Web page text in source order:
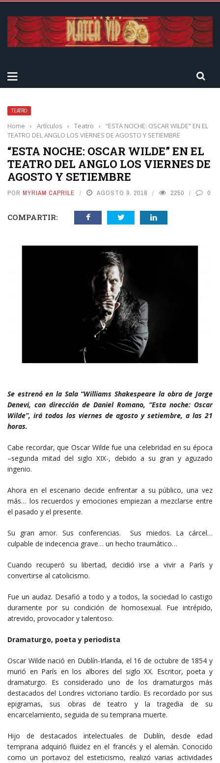
TEATRO
Home › Artículos › Teatro ›
“ESTA NOCHE: OSCAR WILDE” EN EL
TEATRO DEL ANGLO LOS VIERNES DE AGOSTO Y SETIEMBRE
“ESTA NOCHE: OSCAR WILDE” EN EL
TEATRO DEL ANGLO LOS VIERNES DE
AGOSTO Y SETIEMBRE
POR MYRIAM CAPRILE AGOSTO 9, 2018 2250 0
COMPARTIR:
Se estrenó en la Sala “Williams Shakespeare la obra de Jorge
Denevi, con dirección de Daniel Romano, “Esta noche: Oscar
Wilde”, irá todos los viernes de agosto y setiembre, a las 21
horas.
Cabe recordar, que Oscar Wilde fue una celebridad en su época
–segunda mitad del siglo XIX-, debido a su gran y aguzado
ingenio.
Ahora en el escenario decide enfrentar a su público, una vez
más… los recuerdos y emociones empiezan a mezclarse entre
el pasado y el presente.
Su gran amor. Sus conferencias. Sus miedos. La cárcel…
culpable de indecencia grave… un hecho traumático…
Cuando recuperó su libertad, decidió irse a vivir a París y
convertirse al catolicismo.
Fue un audaz. Desafió a todo y a todos, la sociedad lo castigo
duramente por su condición de homosexual. Fue intrépido,
atrevido, provocador y talentoso.
Dramaturgo, poeta y periodista
Oscar Wilde nació en Dublín-Irlanda, el 16 de octubre de 1854 y
murió en París en los albores del siglo XX. Escritor, poeta y
dramaturgo. Es considerado uno de los dramaturgos más
destacados del Londres victoriano tardío. Es recordado por sus
epigramas, sus obras de teatro y la tragedia de su
encarcelamiento, seguida de su temprana muerte.
Hijo de destacados intelectuales de Dublín, desde edad
temprana adquirió fluidez en el francés y el alemán. Conocido
como un portavoz del esteticismo, realizó varias actividades